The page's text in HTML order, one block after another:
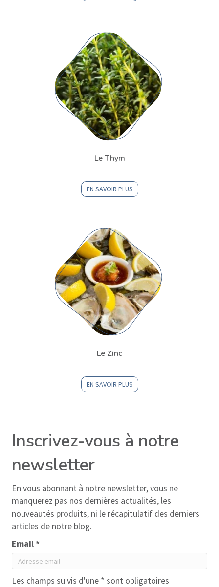
Le Thym
EN SAVOIR PLUS
Le Zinc
EN SAVOIR PLUS
Inscrivez-vous à notre
newsletter
En vous abonnant à notre newsletter, vous ne
manquerez pas nos dernières actualités, les
nouveautés produits, ni le récapitulatif des derniers
articles de notre blog.
Email *
Les champs suivis d'une * sont obligatoires